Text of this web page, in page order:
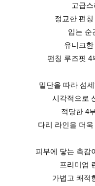
고급
정교한 펀
입는 순
유니크
펀칭 루즈핏 4
밑단을 따라 섬
시각적으로
적당한 4
다리 라인을 더
피부에 닿는 촉감
프리미엄
가볍고 쾌적